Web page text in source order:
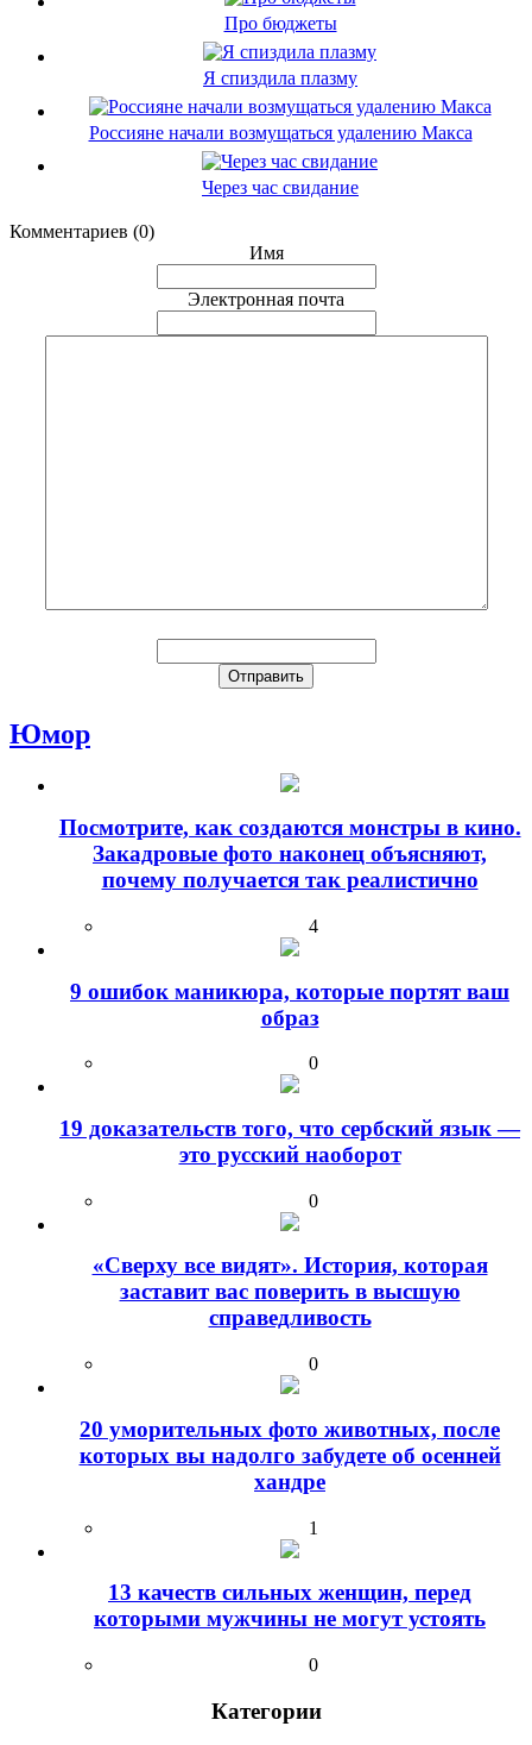
Про бюджеты
Я спиздила плазму
Россияне начали возмущаться удалению Макса
Через час свидание
Комментариев (0)
Имя
Электронная почта
Юмор
Посмотрите, как создаются монстры в кино.
Закадровые фото наконец объясняют,
почему получается так реалистично
4
9 ошибок маникюра, которые портят ваш
образ
0
19 доказательств того, что сербский язык —
это русский наоборот
0
«Сверху все видят». История, которая
заставит вас поверить в высшую
справедливость
0
20 уморительных фото животных, после
которых вы надолго забудете об осенней
хандре
1
13 качеств сильных женщин, перед
которыми мужчины не могут устоять
0
Категории